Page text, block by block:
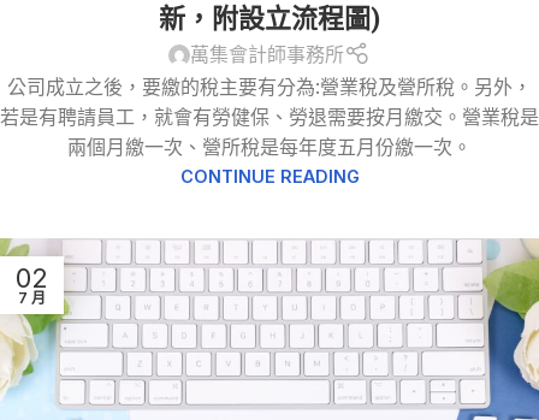
新，附設立流程圖)
萬集會計師事務所
公司成立之後，要繳的稅主要有分為:營業稅及營所稅。另外，
若是有聘請員工，就會有勞健保、勞退需要按月繳交。營業稅是
兩個月繳一次、營所稅是每年度五月份繳一次。
CONTINUE READING
02
7 月